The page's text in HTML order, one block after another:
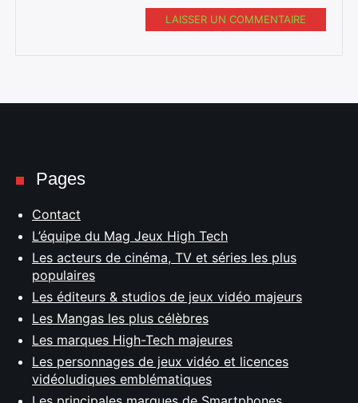
LAISSER UN COMMENTAIRE
Pages
Contact
L’équipe du Mag Jeux High Tech
Les acteurs de cinéma, TV et séries les plus
populaires
Les éditeurs & studios de jeux vidéo majeurs
Les Mangas les plus célèbres
Les marques High-Tech majeures
Les personnages de jeux vidéo et licences
vidéoludiques emblématiques